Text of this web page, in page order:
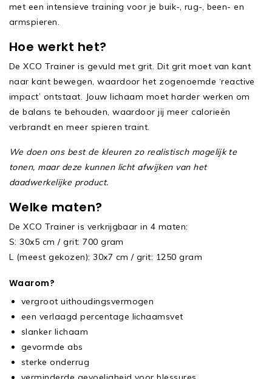
met een intensieve training voor je buik-, rug-, been- en
armspieren.
Hoe werkt het?
De XCO Trainer is gevuld met grit. Dit grit moet van kant
naar kant bewegen, waardoor het zogenoemde ‘reactive
impact’ ontstaat. Jouw lichaam moet harder werken om
de balans te behouden, waardoor jij meer calorieën
verbrandt en meer spieren traint.
We doen ons best de kleuren zo realistisch mogelijk te
tonen, maar deze kunnen licht afwijken van het
daadwerkelijke product.
Welke maten?
De XCO Trainer is verkrijgbaar in 4 maten:
S: 30x5 cm / grit: 700 gram
L (meest gekozen): 30x7 cm / grit: 1250 gram
Waarom?
vergroot uithoudingsvermogen
een verlaagd percentage lichaamsvet
slanker lichaam
gevormde abs
sterke onderrug